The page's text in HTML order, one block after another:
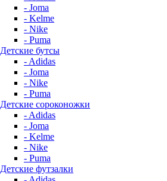
- Joma
- Kelme
- Nike
- Puma
Детские бутсы
- Adidas
- Joma
- Nike
- Puma
Детские сороконожки
- Adidas
- Joma
- Kelme
- Nike
- Puma
Детские футзалки